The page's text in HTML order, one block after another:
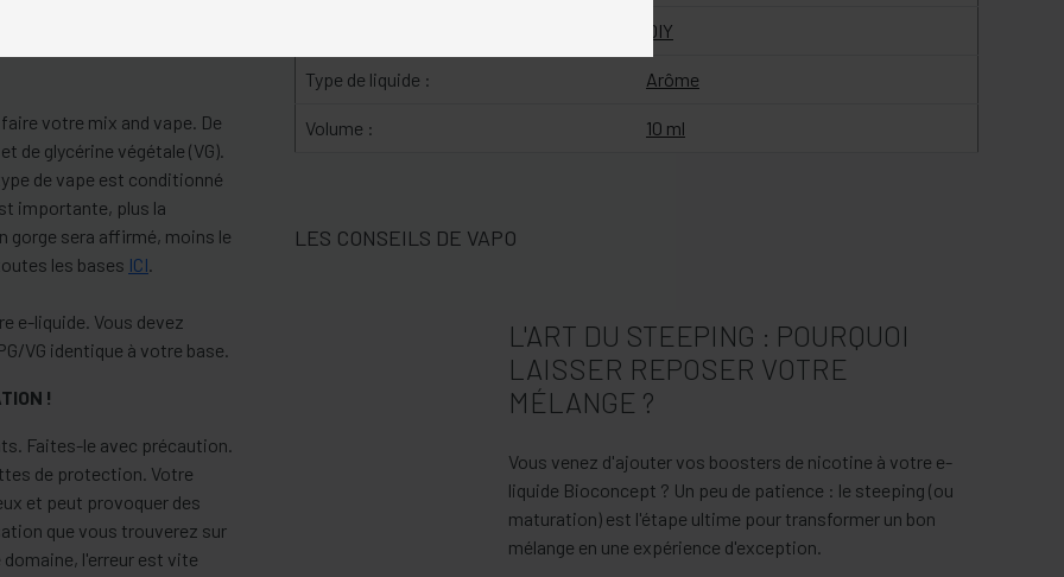
votre mix and vape. De
de glycérine végétale (VG).
de vape est conditionné
importante, plus la
gorge sera affirmé, moins le
les bases ICI.
e-liquide. Vous devez
VG identique à votre base.
!
Faites-le avec précaution.
de protection. Votre
et peut provoquer des
que vous trouverez sur
l'erreur est vite
DIY
Type de liquide : Arôme
Volume : 10 ml
LES CONSEILS DE VAPO
L'ART DU STEEPING : POURQUOI
LAISSER REPOSER VOTRE
MÉLANGE ?
Vous venez d'ajouter vos boosters de nicotine à votre e-
liquide Bioconcept ? Un peu de patience : le steeping (ou
maturation) est l'étape ultime pour transformer un bon
mélange en une expérience d'exception.